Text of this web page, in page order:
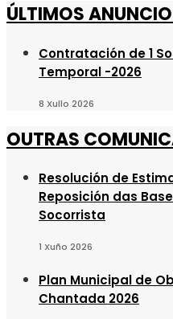
ÚLTIMOS
Contratación de 1
Temporal -2026
8 Xullo 2026
OUTRAS
Resolución de
Reposición das
Socorrista
1 Xuño 2026
Plan Municipal de
Chantada 2026